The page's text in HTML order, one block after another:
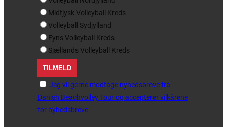
Midtjysk Volleyball Kreds
Volleyball Sydjylland
Fyns Volleyball Kreds
Sjællands Volleyball Kreds
Jeg vil gerne modtage nyhedsbreve fra
Danish Beachvolley Tour og accepterer vilkårene
for nyhedsbreve